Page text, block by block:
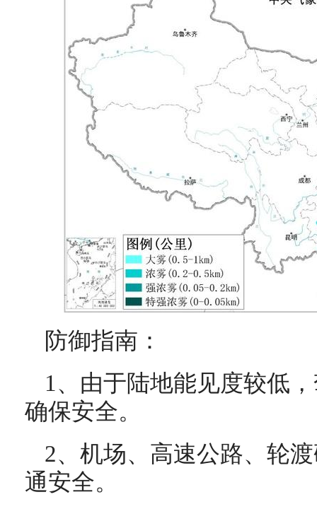
防御指南：
1、由于陆地能见度较低
确保安全。
2、机场、高速公路、轮
通安全。